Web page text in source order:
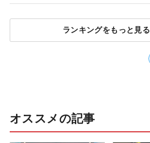
ランキングをもっと見る
オススメの記事